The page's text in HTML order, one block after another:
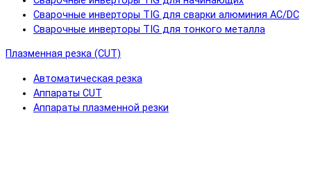
Сварочные инверторы TIG для сварки алюминия AC/DC
Сварочные инверторы TIG для тонкого металла
Плазменная резка (CUT)
Автоматическая резка
Аппараты CUT
Аппараты плазменной резки